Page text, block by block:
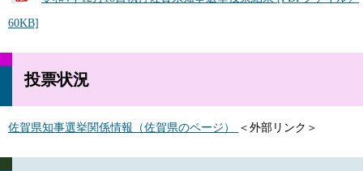
60KB]
投票状況
佐賀県知事選挙関係情報（佐賀県のページ） ＜外部リンク＞